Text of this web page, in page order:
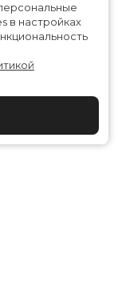
в настройках